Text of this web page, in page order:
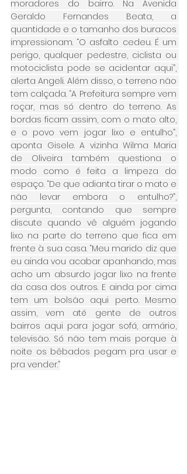
moradores do bairro. Na Avenida
Geraldo Fernandes Beata, a
quantidade e o tamanho dos buracos
impressionam. “O asfalto cedeu. É um
perigo, qualquer pedestre, ciclista ou
motociclista pode se acidentar aqui”,
alerta Angeli. Além disso, o terreno não
tem calçada. “A Prefeitura sempre vem
roçar, mas só dentro do terreno. As
bordas ficam assim, com o mato alto,
e o povo vem jogar lixo e entulho”,
aponta Gisele. A vizinha Wilma Maria
de Oliveira também questiona o
modo como é feita a limpeza do
espaço. “De que adianta tirar o mato e
não levar embora o entulho?”,
pergunta, contando que sempre
discute quando vê alguém jogando
lixo na parte do terreno que fica em
frente à sua casa. “Meu marido diz que
eu ainda vou acabar apanhando, mas
acho um absurdo jogar lixo na frente
da casa dos outros. E ainda por cima
tem um bolsão aqui perto. Mesmo
assim, vem até gente de outros
bairros aqui para jogar sofá, armário,
televisão. Só não tem mais porque à
noite os bêbados pegam pra usar e
pra vender.”